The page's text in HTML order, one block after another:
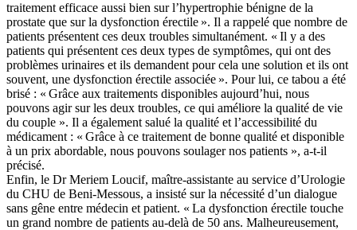
traitement efficace aussi bien sur l’hypertrophie bénigne de la
prostate que sur la dysfonction érectile ». Il a rappelé que nombre de
patients présentent ces deux troubles simultanément. « Il y a des
patients qui présentent ces deux types de symptômes, qui ont des
problèmes urinaires et ils demandent pour cela une solution et ils ont
souvent, une dysfonction érectile associée ». Pour lui, ce tabou a été
brisé : « Grâce aux traitements disponibles aujourd’hui, nous
pouvons agir sur les deux troubles, ce qui améliore la qualité de vie
du couple ». Il a également salué la qualité et l’accessibilité du
médicament : « Grâce à ce traitement de bonne qualité et disponible
à un prix abordable, nous pouvons soulager nos patients », a-t-il
précisé.
Enfin, le Dr Meriem Loucif, maître-assistante au service d’Urologie
du CHU de Beni-Messous, a insisté sur la nécessité d’un dialogue
sans gêne entre médecin et patient. « La dysfonction érectile touche
un grand nombre de patients au-delà de 50 ans. Malheureusement,